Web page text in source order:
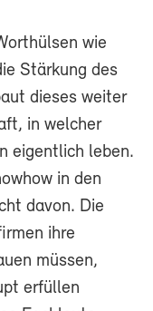
wie
Stärkung des
dieses weiter
in welcher
eigentlich leben.
in den
davon. Die
ihre
müssen,
erfüllen